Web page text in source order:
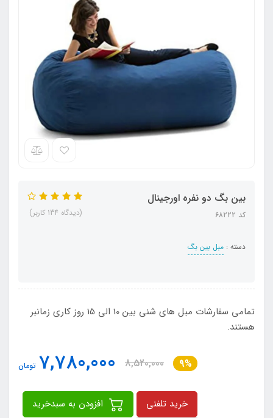
بین بگ دو نفره اورجینال
کد ۶۸۲۲۲
دسته : مبل بین بگ
(دیدگاه 134 کاربر)
تمامی سفارشات مبل های شنی بین 10 الی 15 روز کاری زمانبر
هستند.
9%
8,520,000
7,780,000 تومان
خرید تلفنی